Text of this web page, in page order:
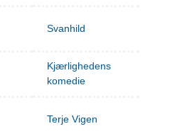
Svanhild
Kjærlighedens
komedie
Terje Vigen